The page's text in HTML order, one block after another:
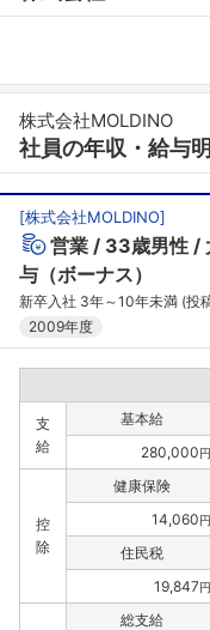
株式会社MOLDINO
社員の年収・給与
[株式会社MOLDINO]
営業 33歳男性
与（ボーナス）
新卒入社 3年～10年未満 (投
2009年度
支
給
基本給
280,000円
控
除
健康保険
14,060円
住民税
19,847円
総支給